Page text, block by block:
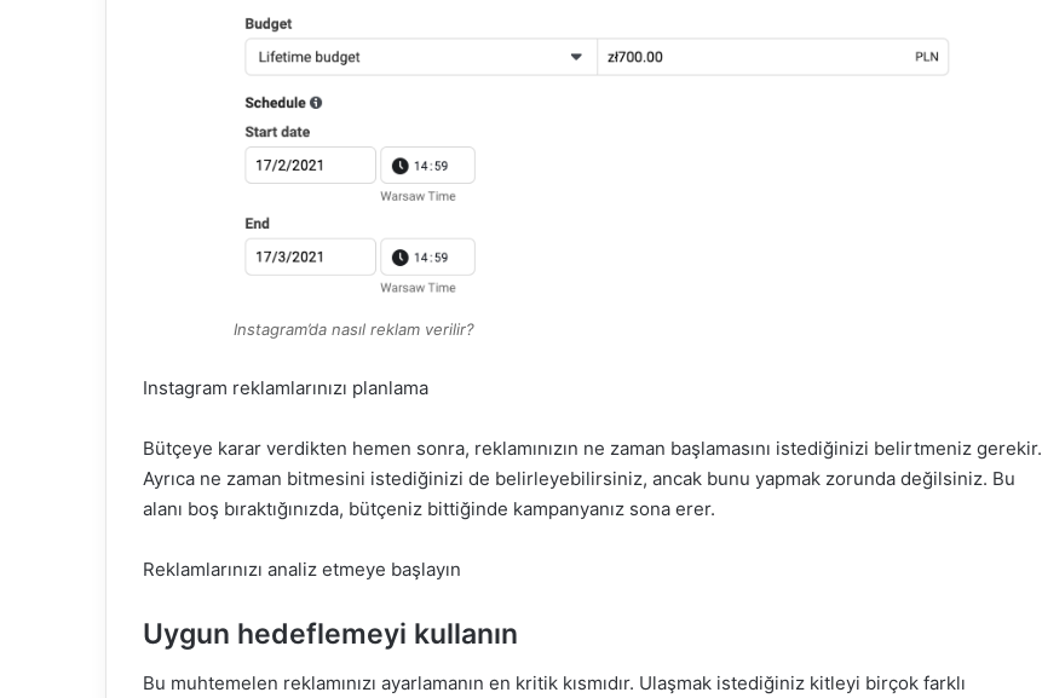
Instagram’da nasıl reklam verilir?
Instagram reklamlarınızı planlama
Bütçeye karar verdikten hemen sonra, reklamınızın ne zaman başlamasını istediğinizi belirtmeniz gerekir.
Ayrıca ne zaman bitmesini istediğinizi de belirleyebilirsiniz, ancak bunu yapmak zorunda değilsiniz. Bu
alanı boş bıraktığınızda, bütçeniz bittiğinde kampanyanız sona erer.
Reklamlarınızı analiz etmeye başlayın
Uygun hedeflemeyi kullanın
Bu muhtemelen reklamınızı ayarlamanın en kritik kısmıdır. Ulaşmak istediğiniz kitleyi birçok farklı